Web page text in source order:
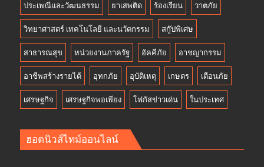
ประเพณีและวัฒนธรรม ยาเสพติด ร้องเรียน วาตภัย
วิทยาศาสตร์ เทคโนโลยี และนวัตกรรม สกู๊ปพิเศษ
สาธารณสุข หน่วยงานภาครัฐ อัคคีภัย อาชญากรรม
อาชีพสร้างรายได้ อุทกภัย อุบัติเหตุ เกษตร เตือนภัย
เศรษฐกิจ เศรษฐกิจพอเพียง โฟกัสข่าวเด่น ในประเทศ
ฮอตนิวส์ไทม์ออนไลน์